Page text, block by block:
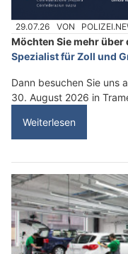
29.07.26 VON
Möchten Sie mehr über
Spezialist für Zoll und
Dann besuchen Sie uns
30. August 2026 in
Weiterlesen